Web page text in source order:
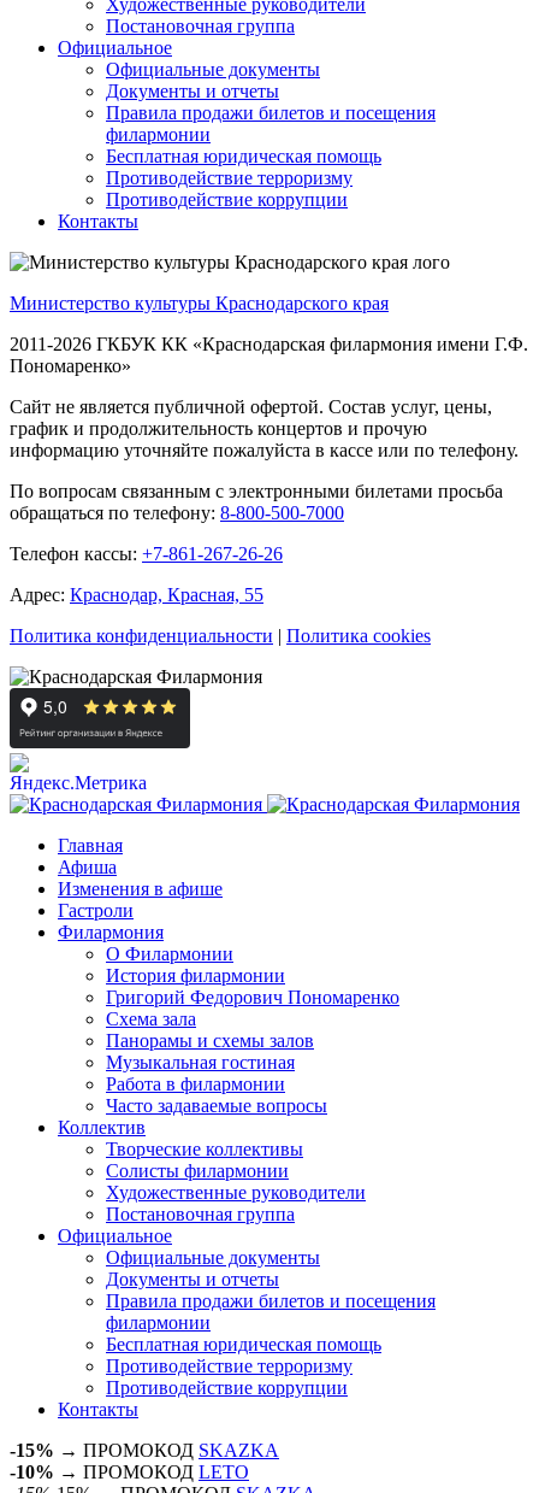
Художественные руководители
Постановочная группа
Официальное
Официальные документы
Документы и отчеты
Правила продажи билетов и посещения
филармонии
Бесплатная юридическая помощь
Противодействие терроризму
Противодействие коррупции
Контакты
Министерство культуры Краснодарского края
2011-2026 ГКБУК КК «Краснодарская филармония имени Г.Ф.
Пономаренко»
Сайт не является публичной офертой. Состав услуг, цены,
график и продолжительность концертов и прочую
информацию уточняйте пожалуйста в кассе или по телефону.
По вопросам связанным с электронными билетами просьба
обращаться по телефону: 8-800-500-7000
Телефон кассы: +7-861-267-26-26
Адрес: Краснодар, Красная, 55
Политика конфиденциальности | Политика cookies
Главная
Афиша
Изменения в афише
Гастроли
Филармония
О Филармонии
История филармонии
Григорий Федорович Пономаренко
Схема зала
Панорамы и схемы залов
Музыкальная гостиная
Работа в филармонии
Часто задаваемые вопросы
Коллектив
Творческие коллективы
Солисты филармонии
Художественные руководители
Постановочная группа
Официальное
Официальные документы
Документы и отчеты
Правила продажи билетов и посещения
филармонии
Бесплатная юридическая помощь
Противодействие терроризму
Противодействие коррупции
Контакты
-15% → ПРОМОКОД SKAZKA
-10% → ПРОМОКОД LETO